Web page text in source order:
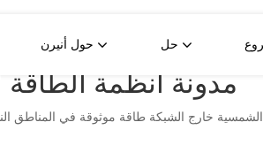
حول أنيرن حل
مدونة أنظمة
خارج الشبكة طاقة موثوقة في المناطق